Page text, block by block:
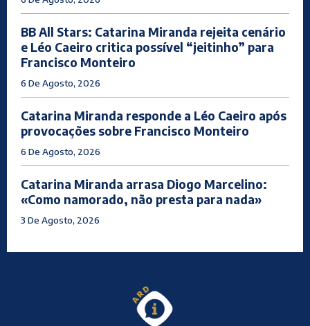
BB All Stars: Catarina Miranda rejeita cenário
e Léo Caeiro critica possível “jeitinho” para
Francisco Monteiro
6 De Agosto, 2026
Catarina Miranda responde a Léo Caeiro após
provocações sobre Francisco Monteiro
6 De Agosto, 2026
Catarina Miranda arrasa Diogo Marcelino:
«Como namorado, não presta para nada»
3 De Agosto, 2026